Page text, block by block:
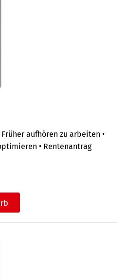
aufhören zu arbeiten •
• Rentenantrag